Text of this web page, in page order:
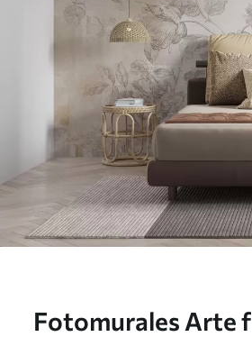
Fotomurales Arte